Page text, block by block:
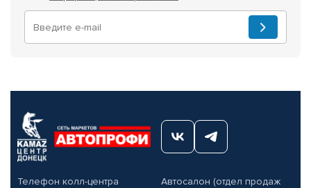
Телефон колл-центра
Автосалон (отдел продаж